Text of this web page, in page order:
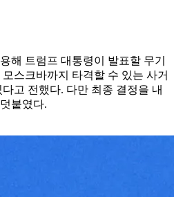
해 트럼프 대통령이 발표할 무기
스크바까지 타격할 수 있는 사거
고 전했다. 다만 최종 결정을 내
붙였다.